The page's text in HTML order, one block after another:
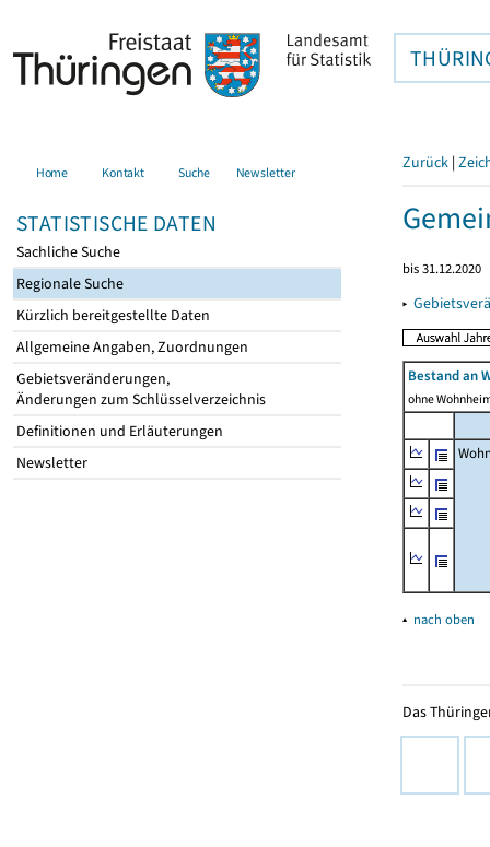
Home Kontakt Suche Newsletter
STATISTISCHE DATEN
Sachliche Suche
Regionale Suche
Kürzlich bereitgestellte Daten
Allgemeine Angaben, Zuordnungen
Gebietsveränderungen,
Änderungen zum Schlüsselverzeichnis
Definitionen und Erläuterungen
Newsletter
Zurück |
bis 31.12.2020
▸
Bestand an
ohne
▴ nach oben
Das